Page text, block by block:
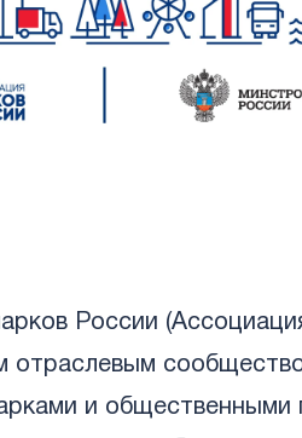
России
отраслевым
и общественными